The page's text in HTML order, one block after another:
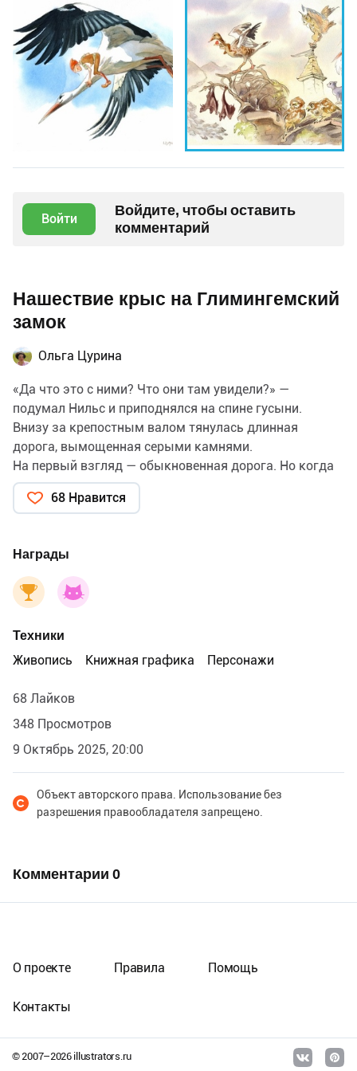
Войти
Войдите, чтобы оставить
комментарий
Нашествие крыс на Глимингемский
замок
Ольга Цурина
«Да что это с ними? Что они там увидели?» —
подумал Нильс и приподнялся на спине гусыни.
Внизу за крепостным валом тянулась длинная
дорога, вымощенная серыми камнями.
На первый взгляд — обыкновенная дорога. Но когда
Нильс пригляделся, он увидел, что дорога эта
движется, как живая, шевелится, становится то шире,
Сельма Лагерлёф «Чудесное путешествие Нильса с
дикими гусями», иллюстрация для издательства
«Речь», 2025
68 Нравится
Награды
Техники
Живопись
Книжная графика Персонажи
68 Лайков
348 Просмотров
9 Октябрь 2025, 20:00
Объект авторского права. Использование без
разрешения правообладателя запрещено.
Комментарии 0
© 2007–2026illustrators.ru
О проекте Правила Помощь
Контакты